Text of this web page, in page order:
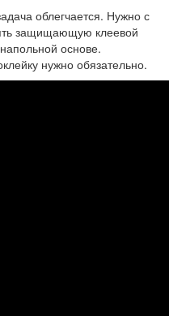
облегчается. Нужно с
защищающую клеевой
основе.
нужно обязательно.